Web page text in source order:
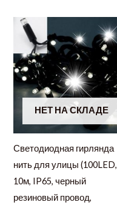
НЕТ НА СКЛАДЕ
Светодиодная гирлянда
нить для улицы (100LED,
10м, IP65, черный
резиновый провод,